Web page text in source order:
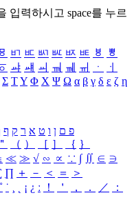
입력하시고 space를 누르
ㅱ ㅲ ㅳ ㅴ ㅵ ㅶ ㅷ ㅸ
ㅹ
ㆇ ㆈ ㆉ ㆊ ㆋ ㆌ ㆍ
ㆎ
Σ ΤΥ Φ Χ Ψ Ω α β γ δ ε ζ η
פ ם ן ו ט א ר ק ף
＂ （ ） ［ ］ ｛ ｝
≪ ≫ √ ∽ ∝ ∵ ∫ ∬ ∈ ∋
∏ ＋ － ＜ ＝
＞
˚ ˙ ¸ ¡ ¿ ː ！ ＇ ， ． ／
：